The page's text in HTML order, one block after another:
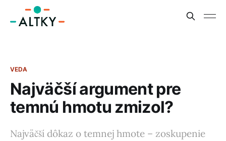
VEDA
Najväčší argument pre
temnú hmotu zmizol?
Najväčší dôkaz o temnej hmote – zoskupenie